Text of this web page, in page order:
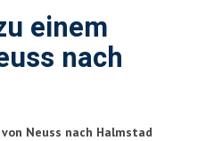
einem
nach
Neuss nach Halmstad